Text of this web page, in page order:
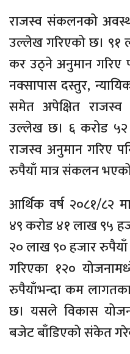
राजस्व संकलनको
उल्लेख गरिएको छ। ९१
कर उठ्ने अनुमान
नक्सापास दस्तुर,
समेत अपेक्षित
उल्लेख छ। ६ करोड ५२
राजस्व अनुमान गरिए
रुपैयाँ मात्र संकलन
आर्थिक वर्ष २०८१/८२
४९ करोड ४१ लाख ९५
२० लाख ९० हजार रुपैयाँ
गरिएका १२०
रुपैयाँभन्दा कम
छ। यसले विकास
बजेट बाँडिएको संकेत